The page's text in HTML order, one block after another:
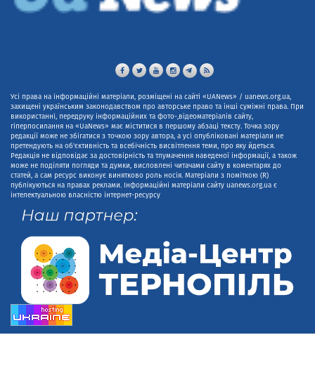
Усі права на інформаційні матеріали, розміщені на сайті «UANews» / uanews.org.ua,
захищені українським законодавством про авторське право та інші суміжні права. При
використанні, передруку інформаційних та фото-,відеоматеріалів сайту,
гіперпосилання на «UaNews» має міститися в першому абзаці тексту. Точка зору
редакції може не збігатися з точкою зору автора, а усі опубліковані матеріали не
претендують на об'єктивність та всебічність висвітлення теми, про яку йдеться.
Редакція не відповідає за достовірність та тлумачення наведеної інформації, а також
може не поділяти погляди та думки, висловлені читачами сайту в коментарях до
статей, а сам ресурс виконує винятково роль носія. Матеріали з поміткою (R)
публікуються на правах реклами. Інформаційні матеріали сайту uanews.org.ua є
інтелектуальною власністю інтернет-ресурсу